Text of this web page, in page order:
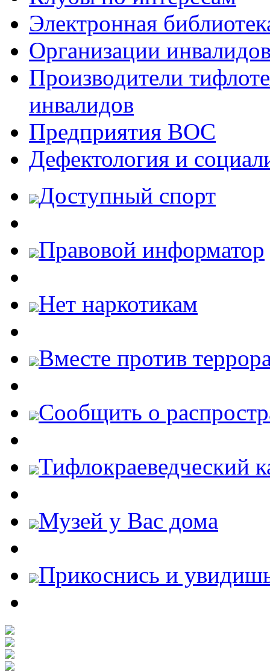
Электронная
Организации
Производители
инвалидов
Предприятия ВОС
Дефектология и
Доступный спорт
Правовой информатор
Нет наркотикам
Вместе против
Cообщить о
Тифлокраеведческий
Музей у Вас дома
Прикоснись и